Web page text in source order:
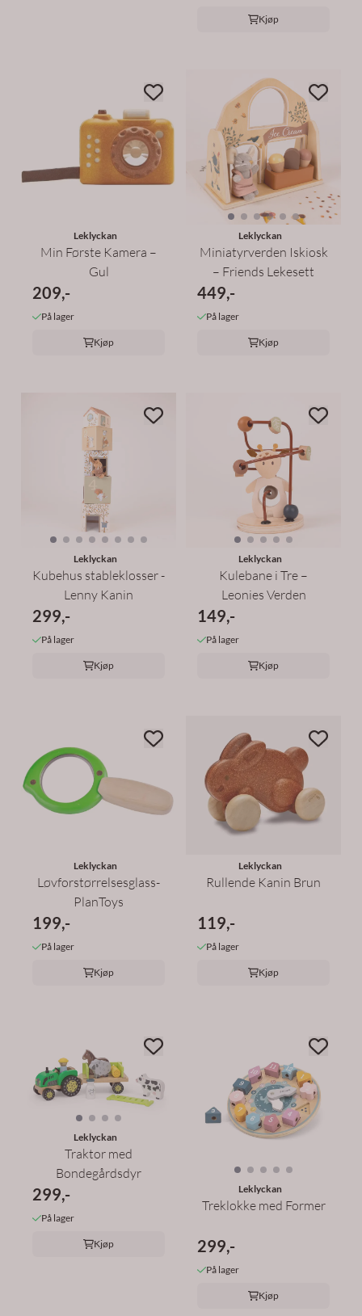
Kjøp
Leklyckan
Min Første Kamera –
Gul
209,-
På lager
Kjøp
Leklyckan
Miniatyrverden Iskiosk
– Friends Lekesett
449,-
På lager
Kjøp
Leklyckan
Kubehus stableklosser -
Lenny Kanin
299,-
På lager
Kjøp
Leklyckan
Kulebane i Tre –
Leonies Verden
149,-
På lager
Kjøp
Leklyckan
Løvforstørrelsesglass-
PlanToys
199,-
På lager
Kjøp
Leklyckan
Rullende Kanin Brun
119,-
På lager
Kjøp
Leklyckan
Traktor med
Bondegårdsdyr
299,-
På lager
Kjøp
Leklyckan
Treklokke med Former
299,-
På lager
Kjøp